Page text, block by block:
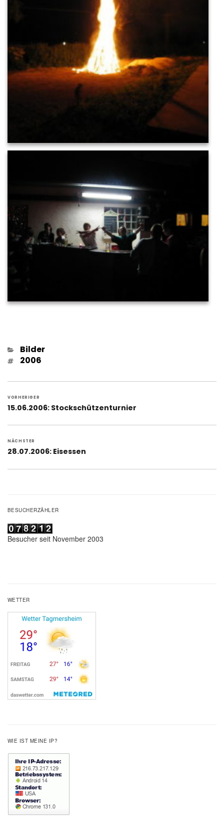
Kategorien
Bilder
Schlagwörter
2006
VORHERIGER
Vorheriger
15.06.2006: Stockschützenturnier
NÄCHSTER
Nächster
28.07.2006: Eisessen
BESUCHERZÄHLER
Besucher seit November 2003
WETTER
WIE IST MEINE IP?